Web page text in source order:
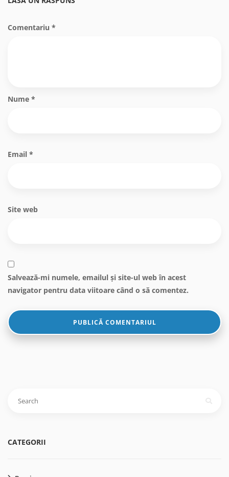
Comentariu *
Nume *
Email *
Site web
Salvează-mi numele, emailul și site-ul web în acest
navigator pentru data viitoare când o să comentez.
după:
CATEGORII